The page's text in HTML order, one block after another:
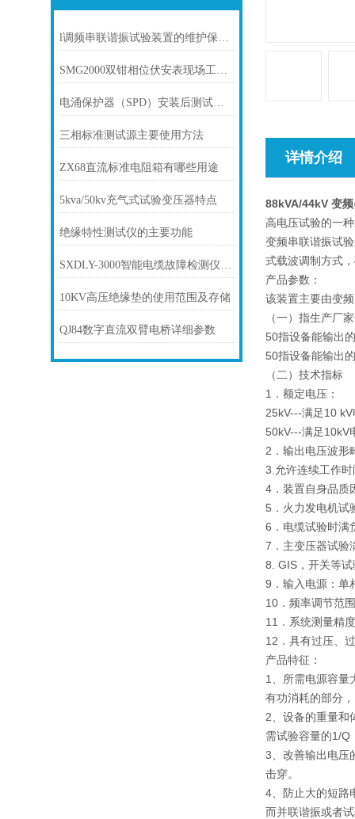
l调频串联谐振试验装置的维护保养方法
SMG2000双钳相位伏安表现场工作条件
电涌保护器（SPD）安装后测试方法
三相标准测试源主要使用方法
ZX68直流标准电阻箱有哪些用途
5kva/50kv充气式试验变压器特点
绝缘特性测试仪的主要功能
SXDLY-3000智能电缆故障检测仪的特点都有哪些？
10KV高压绝缘垫的使用范围及存储
QJ84数字直流双臂电桥详细参数
详情介绍
88kVA/44kV 变
高电压试验的一
变频串联谐振试
式载波调制方式
产品参数：
该装置主要由变
（一）指生产厂
50指设备能输出
50指设备能输出
（二）技术指标
1．额定电压：
25kV---满足10
50kV---满足10kV
2．输出电压波形
3.允许连续工作
4．装置自身品质
5．火力发电机试
6．电缆试验时满
7．主变压器试验
8. GIS，开关等
9．输入电源：单
10．频率调节范
11．系统测量精
12．具有过压、
产品特征：
1、所需电源容量
有功消耗的部分
2、设备的重量和
需试验容量的1/Q
3、改善输出电压
击穿。
4、防止大的短路
而并联谐振或者